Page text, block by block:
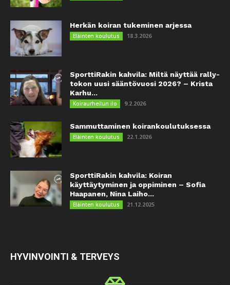
Herkän koiran tukeminen arjessa
Eläinten koulutus 18.3.2026
SporttiRakin kahvila: Miltä näyttää rally-
tokon uusi sääntövuosi 2026? – Krista
Karhu...
Koiraurheilun ilo 9.2.2026
Sammuttaminen koirankoulutuksessa
Eläinten koulutus 22.1.2026
SporttiRakin kahvila: Koiran
käyttäytyminen ja oppiminen – Sofia
Haapanen, Nina Laiho...
Eläinten koulutus 21.12.2025
HYVINVOINTI & TERVEYS